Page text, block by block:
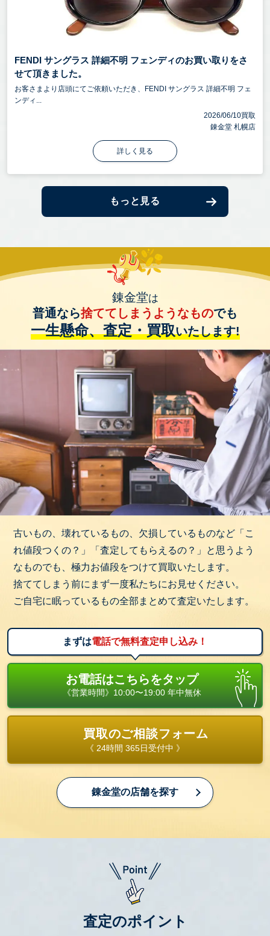
FENDI サングラス 詳細不明 フェンディのお買い取りをさ
せて頂きました。
お客さまより店頭にてご依頼いただき、FENDI サングラス 詳細不明 フェ
ンディ...
2026/06/10買取
錬金堂 札幌店
詳しく見る
もっと見る
錬金堂は
普通なら捨ててしまうようなものでも
一生懸命、査定・買取いたします!
古いもの、壊れているもの、欠損しているものなど「こ
れ値段つくの？」「査定してもらえるの？」と思うよう
なものでも、極力お値段をつけて買取いたします。
捨ててしまう前にまず一度私たちにお見せください。
ご自宅に眠っているもの全部まとめて査定いたします。
まずは電話で無料査定申し込み！
お電話はこちらをタップ
《営業時間》10:00〜19:00 年中無休
買取のご相談フォーム
《 24時間 365日受付中 》
錬金堂の店舗を探す
査定のポイント